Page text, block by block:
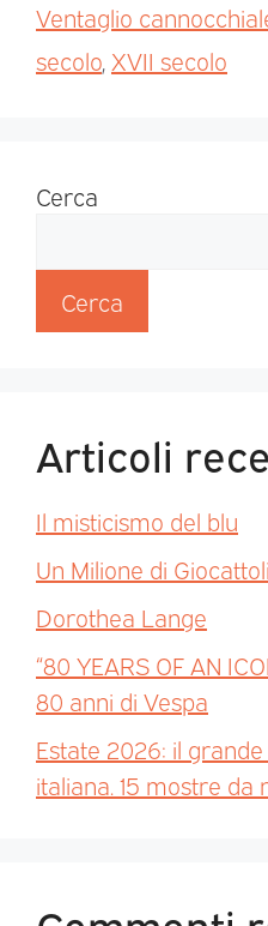
Ventaglio
secolo, XVII secolo
Cerca
Cerca
Articoli
Il misticismo del blu
Un Milione di Giocattoli
Dorothea Lange
“80 YEARS OF AN
80 anni di Vespa
Estate 2026: il grande
italiana. 15 mostre da